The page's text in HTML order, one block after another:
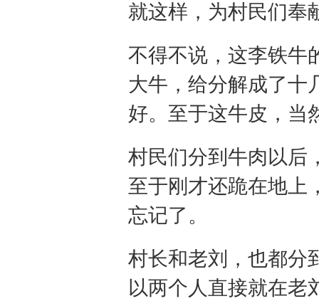
就这样，为村民们奉
不得不说，这李铁牛
大牛，给分解成了十
好。至于这牛皮，当
村民们分到牛肉以后
至于刚才还跪在地上
忘记了。
村长和老刘，也都分
以两个人直接就在老